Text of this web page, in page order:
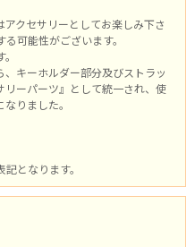
クセサリーとしてお楽しみ下さ
可能性がございます。
キーホルダー部分及びストラッ
リーパーツ』として統一され、使
りました。
となります。